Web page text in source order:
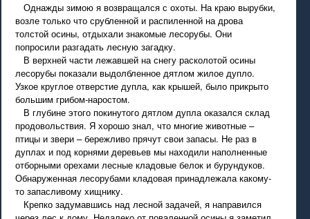
Однажды зимою я возвращался с охоты. На краю вырубки,
возле только что срубленной и распиленной на дрова
толстой осины, отдыхали знакомые лесорубы. Они
попросили разгадать лесную загадку.
В верхней части лежавшей на снегу расколотой осины
лесорубы показали выдолбленное дятлом жилое дупло.
Узкое круглое отверстие дупла, как крышей, было прикрыто
большим грибом-наростом.
В глубине этого покинутого дятлом дупла оказался склад
продовольствия. Я хорошо знал, что многие животные –
птицы и звери – бережливо прячут свои запасы. Не раз в
дуплах и под корнями деревьев мы находили наполненные
отборными орехами лесные кладовые белок и бурундуков.
Обнаруженная лесорубами кладовая принадлежала какому-
то запасливому хищнику.
Крепко задумавшись над лесной задачей, я направился